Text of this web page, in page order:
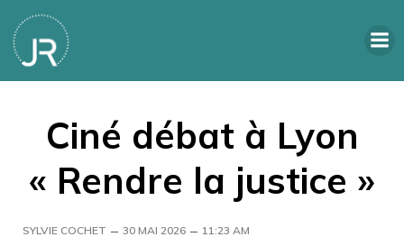
Ciné débat à Lyon
« Rendre la justice »
SYLVIE COCHET – 30 MAI 2026 – 11:23 AM